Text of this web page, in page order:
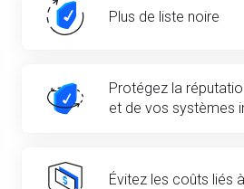
Plus de liste noire
Protégez la
et de vos systèmes
Évitez les coûts liés